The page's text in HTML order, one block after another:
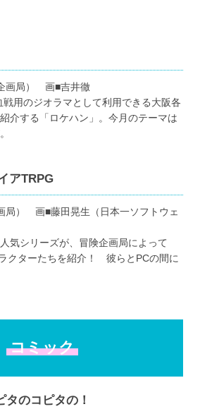
画局） 画■吉井徹
用のジオラマとして利用できる大阪各
介する「ロケハン」。今月のテーマは
アTRPG
局） 画■藤田晃生（日本一ソフトウェ
気シリーズが、冒険企画局によって
クターたちを紹介！ 彼らとPCの間に
コミック
タのコピタの！